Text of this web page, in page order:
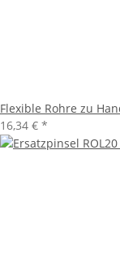
Flexible Rohre zu
16,34 € *